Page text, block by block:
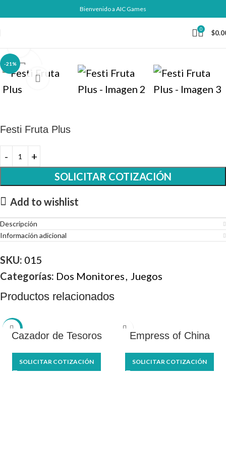
Bienvenido a AIC Games
0 $
-21%
Click to enlarge
Festi Fruta Plus
SOLICITAR COTIZACIÓN
Add to wishlist
Descripción
Información adicional
SKU: 015
Categorías: Dos Monitores, Juegos
Productos relacionados
-21%
Cazador de Tesoros
SOLICITAR COTIZACIÓN
Empress of China
SOLICITAR COTIZACIÓN